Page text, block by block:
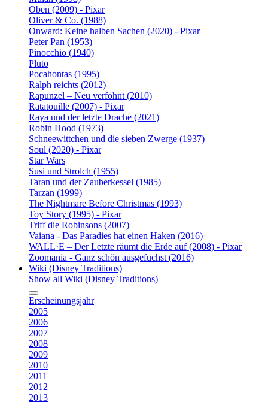
Oben (2009) - Pixar
Oliver & Co. (1988)
Onward: Keine halben Sachen (2020) - Pixar
Peter Pan (1953)
Pinocchio (1940)
Pluto
Pocahontas (1995)
Ralph reichts (2012)
Rapunzel – Neu verföhnt (2010)
Ratatouille (2007) - Pixar
Raya und der letzte Drache (2021)
Robin Hood (1973)
Schneewittchen und die sieben Zwerge (1937)
Soul (2020) - Pixar
Star Wars
Susi und Strolch (1955)
Taran und der Zauberkessel (1985)
Tarzan (1999)
The Nightmare Before Christmas (1993)
Toy Story (1995) - Pixar
Triff die Robinsons (2007)
Vaiana - Das Paradies hat einen Haken (2016)
WALL·E – Der Letzte räumt die Erde auf (2008) - Pixar
Zoomania - Ganz schön ausgefuchst (2016)
Wiki (Disney Traditions)
Show all Wiki (Disney Traditions)
Erscheinungsjahr
2005
2006
2007
2008
2009
2010
2011
2012
2013